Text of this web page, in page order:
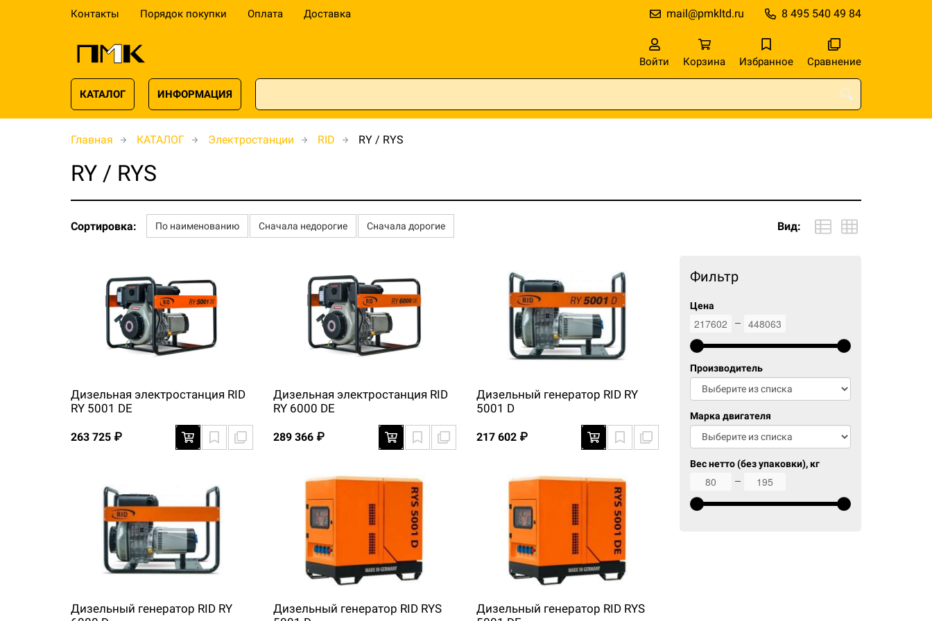
Контакты Порядок покупки Оплата Доставка 8 495 540 49 84
mail@pmkltd.ru
Войти Корзина Избранное Сравнение
КАТАЛОГ ИНФОРМАЦИЯ
Главная КАТАЛОГ Электростанции RID RY / RYS
RY / RYS
Сортировка: По наименованию Сначала недорогие Сначала дорогие Вид:
Фильтр
Цена
217602 448063
Производитель
Марка двигателя
Вес нетто (без упаковки), кг
80 195
Дизельная электростанция RID
RY 5001 DE
263 725 ₽
Дизельная электростанция RID
RY 6000 DE
289 366 ₽
Дизельный генератор RID RY
5001 D
217 602 ₽
Дизельный генератор RID RY
Дизельный генератор RID RYS
Дизельный генератор RID RYS